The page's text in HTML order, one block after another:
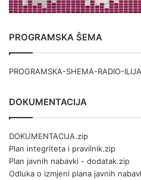
PROGRAMSKA ŠEMA
PROGRAMSKA-SHEMA-RADIO-
DOKUMENTACIJA
DOKUMENTACIJA.zip
Plan integriteta i pravilnik.zip
Plan javnih nabavki - dodatak.zip
Odluka o izmjeni plana javnih